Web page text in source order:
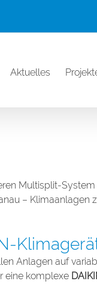
Aktuelles
Multisplit-
– Klimaanlagen
Anlagen auf
eine komplexe